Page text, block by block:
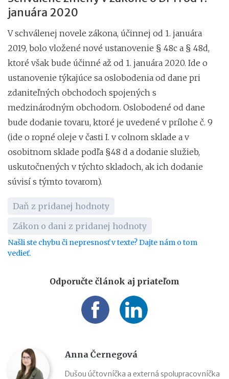
januára 2020
V schválenej novele zákona, účinnej od 1. januára
2019, bolo vložené nové ustanovenie § 48c a § 48d,
ktoré však bude účinné až od 1. januára 2020. Ide o
ustanovenie týkajúce sa oslobodenia od dane pri
zdaniteľných obchodoch spojených s
medzinárodným obchodom. Oslobodené od dane
bude dodanie tovaru, ktoré je uvedené v prílohe č. 9
(ide o ropné oleje v časti I. v colnom sklade a v
osobitnom sklade podľa §48 d a dodanie služieb,
uskutočnených v týchto skladoch, ak ich dodanie
súvisí s týmto tovarom).
Daň z pridanej hodnoty
Zákon o dani z pridanej hodnoty
Našli ste chybu či nepresnosť v texte? Dajte nám o tom
vedieť.
Odporučte článok aj priateľom
Anna Černegová
Dušou účtovníčka a externá spolupracovníčka